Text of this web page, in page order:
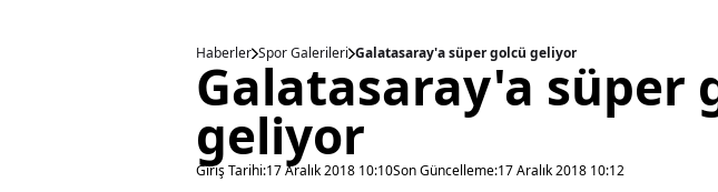
Haberler Spor Galerileri Galatasaray'a süper golcü geliyor
Galatasaray'a süper
geliyor
Giriş Tarihi:17 Aralık 2018 10:10Son Güncelleme:17 Aralık 2018 10:12